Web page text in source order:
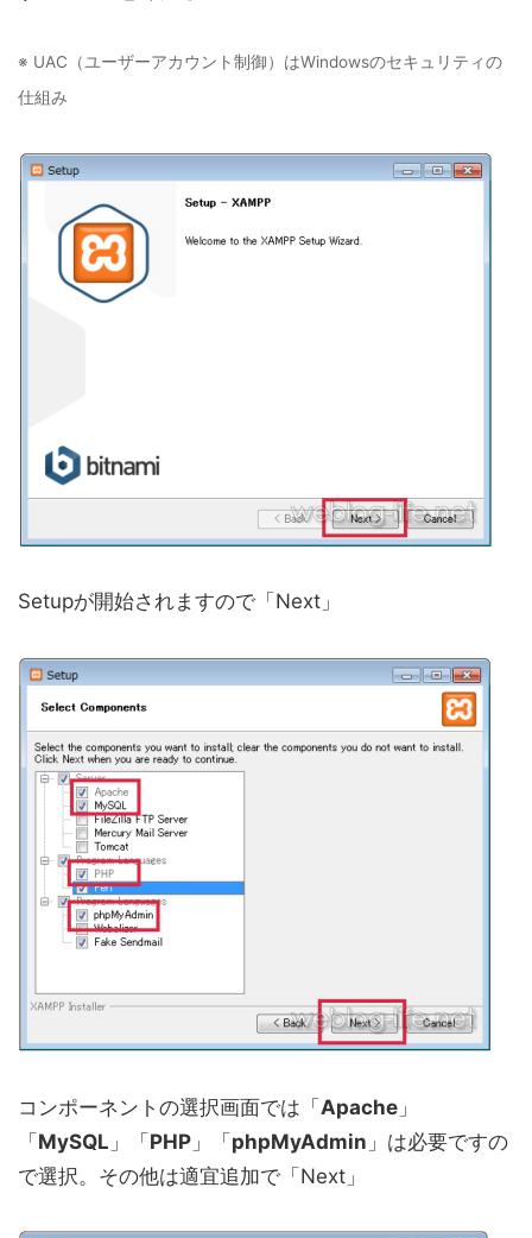
※ UAC（ユーザーアカウント制御）はWindowsのセキュリティの
仕組み
Setupが開始されますので「Next」
コンポーネントの選択画面では「Apache 」
「MySQL 」「PHP 」「phpMyAdmin 」は必要ですの
で選択。その他は適宜追加で「Next」